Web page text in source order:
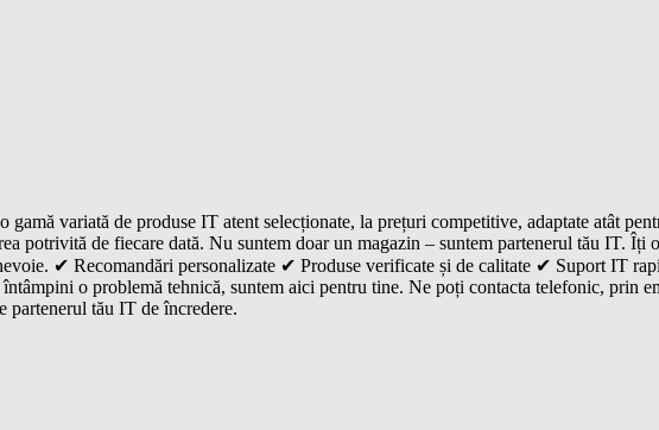
variată de produse IT atent selecționate, la prețuri competitive, adaptate atât
potrivită de fiecare dată. Nu suntem doar un magazin – suntem partenerul tău IT.
✔ Recomandări personalizate ✔ Produse verificate și de calitate ✔ Suport IT
o problemă tehnică, suntem aici pentru tine. Ne poți contacta telefonic, prin
partenerul tău IT de încredere.